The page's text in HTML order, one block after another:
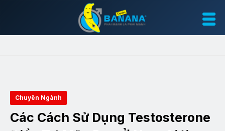
Chuyên Ngành
Các Cách Sử Dụng Testosterone